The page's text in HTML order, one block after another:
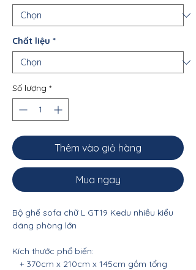
Chất liệu *
Số lượng *
Thêm vào giỏ hàng
Mua ngay
Bộ ghế sofa chữ L GT19 Kedu nhiều kiểu
dáng phòng lớn
Kích thước phổ biến:
+ 370cm x 210cm x 145cm gồm tổng